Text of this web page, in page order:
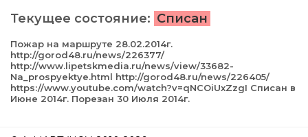
Текущее состояние: Списан
Пожар на маршруте 28.02.2014г.
http://gorod48.ru/news/226377/
http://www.lipetskmedia.ru/news/view/33682-
Na_prospyektye.html http://gorod48.ru/news/226405/
https://www.youtube.com/watch?v=qNCOiUxZzgI Списан в
Июне 2014г. Порезан 30 Июля 2014г.